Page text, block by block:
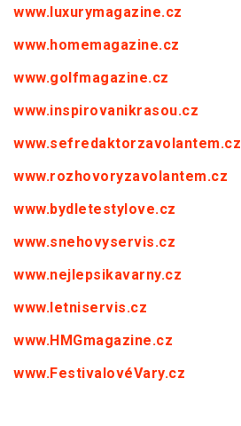
www.luxurymagazine.cz
www.homemagazine.cz
www.golfmagazine.cz
www.inspirovanikrasou.cz
www.sefredaktorzavolantem.cz
www.rozhovoryzavolantem.cz
www.bydletestylove.cz
www.snehovyservis.cz
www.nejlepsikavarny.cz
www.letniservis.cz
www.HMGmagazine.cz
www.FestivalovéVary.cz